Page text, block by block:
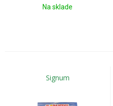
Na sklade
Signum